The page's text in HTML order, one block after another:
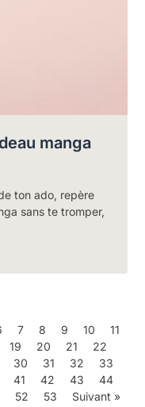
manga
ton ado, repère
sans te tromper,
7 8 9 10
11
19 20 21
22
30 31 32
33
41 42 43
44
52 53 Suivant »